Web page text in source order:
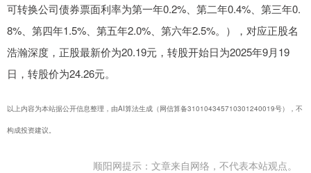
可转换公司债券票面利率为第一年0.2%、第二年0.4%、第三年0.
8%、第四年1.5%、第五年2.0%、第六年2.5%。），对应正股名
浩瀚深度，正股最新价为20.19元，转股开始日为2025年9月19
日，转股价为24.26元。
以上内容为本站据公开信息整理，由AI算法生成（网信算备310104345710301240019号），不
构成投资建议。
顺阳网提示：文章来自网络，不代表本站观点。